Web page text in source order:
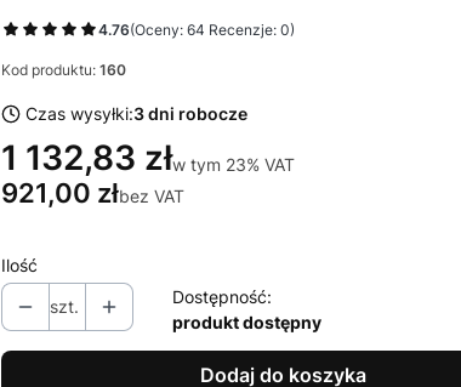
4.76(Oceny: 64 Recenzje: 0)
Kod produktu: 160
Czas wysyłki:3 dni robocze
1 132,83 złw tym 23% VAT
w tym 23% VAT
921,00 złbez VAT
Ilość
szt.
Dostępność:
produkt dostępny
Dodaj do koszyka